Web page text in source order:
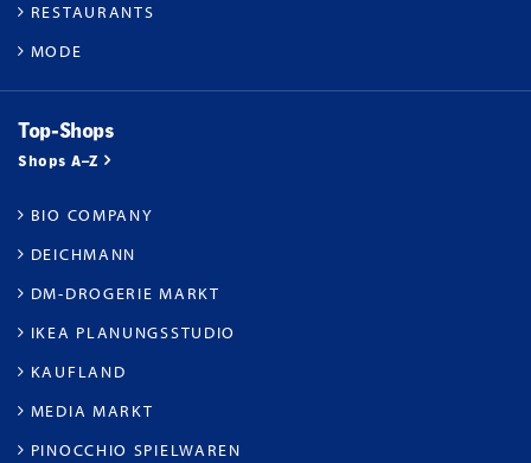
RESTAURANTS
MODE
Top-Shops
Shops A–Z
BIO COMPANY
DEICHMANN
DM-DROGERIE MARKT
IKEA PLANUNGSSTUDIO
KAUFLAND
MEDIA MARKT
PINOCCHIO SPIELWAREN